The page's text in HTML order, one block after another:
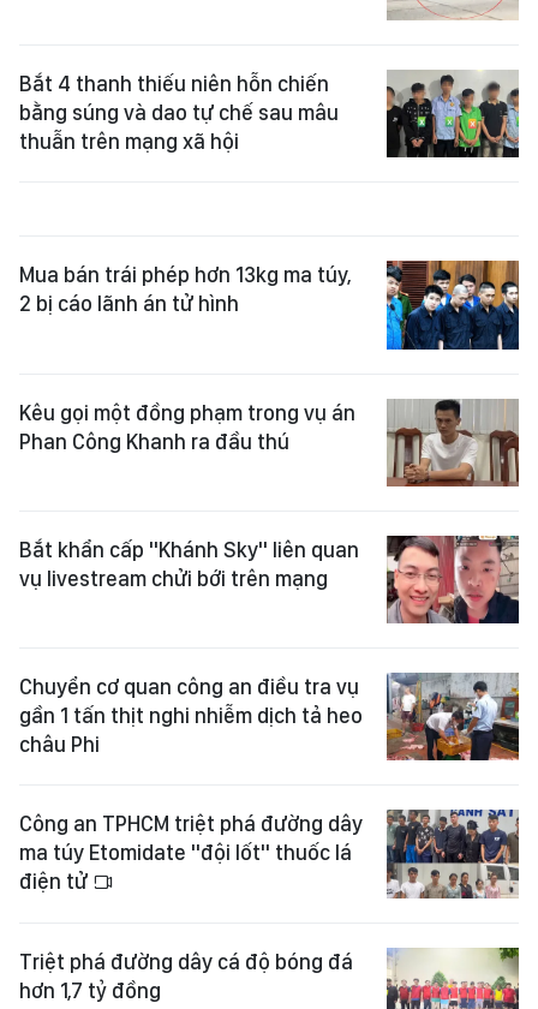
Bắt 4 thanh thiếu niên hỗn chiến
bằng súng và dao tự chế sau mâu
thuẫn trên mạng xã hội
Mua bán trái phép hơn 13kg ma túy,
2 bị cáo lãnh án tử hình
Kêu gọi một đồng phạm trong vụ án
Phan Công Khanh ra đầu thú
Bắt khẩn cấp "Khánh Sky" liên quan
vụ livestream chửi bới trên mạng
Chuyển cơ quan công an điều tra vụ
gần 1 tấn thịt nghi nhiễm dịch tả heo
châu Phi
Công an TPHCM triệt phá đường dây
ma túy Etomidate "đội lốt" thuốc lá
điện tử
Triệt phá đường dây cá độ bóng đá
hơn 1,7 tỷ đồng